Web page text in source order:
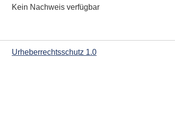
Kein Nachweis verfügbar
Urheberrechtsschutz 1.0